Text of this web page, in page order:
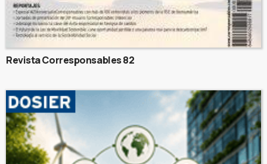
Revista Corresponsables 82